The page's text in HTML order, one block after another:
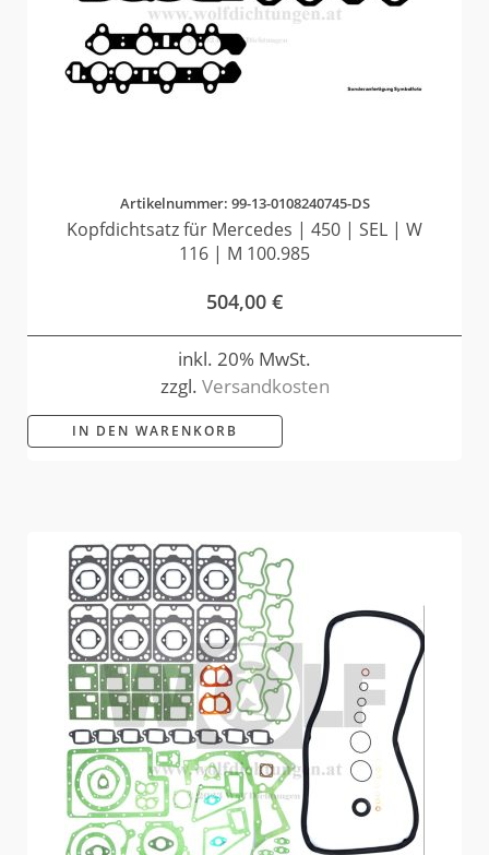
Artikelnummer: 99-13-0108240745-DS
Kopfdichtsatz für Mercedes | 450 | SEL | W
116 | M 100.985
504,00 €
inkl. 20% MwSt.
zzgl. Versandkosten
IN DEN WARENKORB